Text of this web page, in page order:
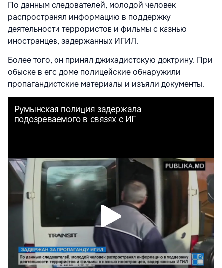
По данным следователей, молодой человек
распространял информацию в поддержку
деятельности террористов и фильмы с казнью
иностранцев, задержанных ИГИЛ.
Более того, он принял джихадистскую доктрину. При
обыске в его доме полицейские обнаружили
пропагандистские материалы и изъяли документы.